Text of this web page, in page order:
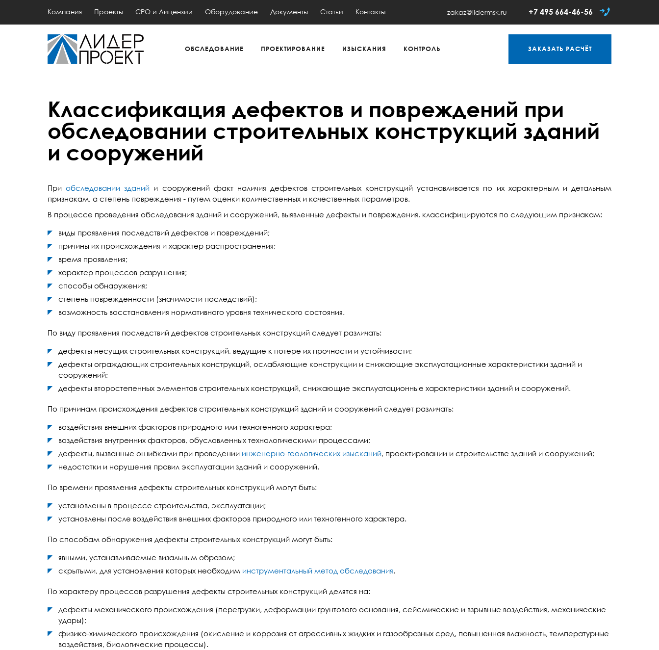
Компания Проекты СРО и Лицензии Оборудование Документы Статьи Контакты zakaz@lidermsk.ru +7 495 664-46-56
ОБСЛЕДОВАНИЕ ПРОЕКТИРОВАНИЕ ИЗЫСКАНИЯ КОНТРОЛЬ ЗАКАЗАТЬ РАСЧЁТ
Классификация дефектов и повреждений при
обследовании строительных конструкций зданий
и сооружений
Приобследовании зданий и сооружений факт наличия дефектов строительных конструкций устанавливается по их характерным и детальным
признакам, а степень повреждения - путем оценки количественных и качественных параметров.
В процессе проведения обследования зданий и сооружений, выявленные дефекты и повреждения, классифицируются по следующим признакам:
виды проявления последствий дефектов и повреждений;
причины их происхождения и характер распространения;
время проявления;
характер процессов разрушения;
способы обнаружения;
степень поврежденности (значимости последствий);
возможность восстановления нормативного уровня технического состояния.
По виду проявления последствий дефектов строительных конструкций следует различать:
дефекты несущих строительных конструкций, ведущие к потере их прочности и устойчивости;
дефекты ограждающих строительных конструкций, ослабляющие конструкции и снижающие эксплуатационные характеристики зданий и
сооружений;
дефекты второстепенных элементов строительных конструкций, снижающие эксплуатационные характеристики зданий и сооружений.
По причинам происхождения дефектов строительных конструкций зданий и сооружений следует различать:
воздействия внешних факторов природного или техногенного характера;
воздействия внутренних факторов, обусловленных технологическими процессами;
дефекты, вызванные ошибками при проведении инженерно-геологических изысканий, проектировании и строительстве зданий и сооружений;
недостатки и нарушения правил эксплуатации зданий и сооружений.
По времени проявления дефекты строительных конструкций могут быть:
установлены в процессе строительства, эксплуатации;
установлены после воздействия внешних факторов природного или техногенного характера.
По способам обнаружения дефекты строительных конструкций могут быть:
явными, устанавливаемые визальным образом;
скрытыми, для установления которых необходим инструментальный метод обследования.
По характеру процессов разрушения дефекты строительных конструкций делятся на:
дефекты механического происхождения (перегрузки, деформации грунтового основания, сейсмические и взрывные воздействия, механические
удары);
физико-химического происхождения (окисление и коррозия от агрессивных жидких и газообразных сред, повышенная влажность, температурные
воздействия, биологические процессы).